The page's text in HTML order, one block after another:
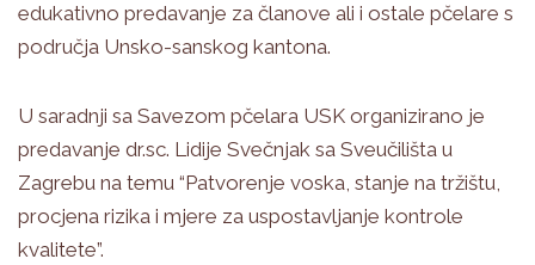
edukativno predavanje za članove ali i ostale pčelare s
područja Unsko-sanskog kantona.
U saradnji sa Savezom pčelara USK organizirano je
predavanje dr.sc. Lidije Svečnjak sa Sveučilišta u
Zagrebu na temu “Patvorenje voska, stanje na tržištu,
procjena rizika i mjere za uspostavljanje kontrole
kvalitete”.